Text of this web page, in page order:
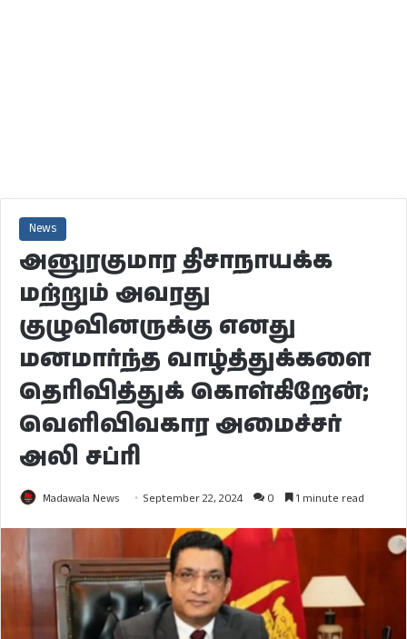
News
அனுரகுமார திசாநாயக்க
மற்றும் அவரது
குழுவினருக்கு எனது
மனமார்ந்த வாழ்த்துக்களை
தெரிவித்துக் கொள்கிறேன்;
வெளிவிவகார அமைச்சர்
அலி சப்ரி
Madawala News September 22, 2024 0 1 minute read